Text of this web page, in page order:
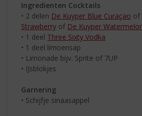
Ingredienten Cocktails
• 2 delen De Kuyper Blue Curaçao of
Strawberry of De Kuyper
• 1 deel Three Sixty Vodka
• 1 deel limoensap
• Limonade bijv. Sprite of 7UP
• IJsblokjes
Garnering
• Schijfje sinaasappel